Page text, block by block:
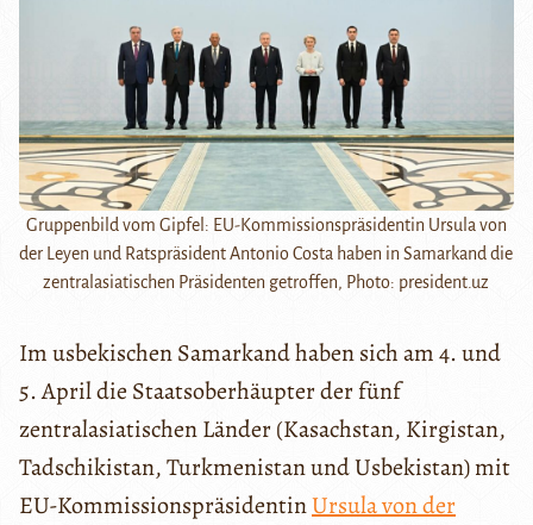
Gruppenbild vom Gipfel: EU-Kommissionspräsidentin Ursula von
der Leyen und Ratspräsident Antonio Costa haben in Samarkand die
zentralasiatischen Präsidenten getroffen, Photo: president.uz
Im usbekischen Samarkand haben sich am 4. und
5. April die Staatsoberhäupter der fünf
zentralasiatischen Länder (Kasachstan, Kirgistan,
Tadschikistan, Turkmenistan und Usbekistan) mit
EU-KommissionspräsidentinUrsula von der